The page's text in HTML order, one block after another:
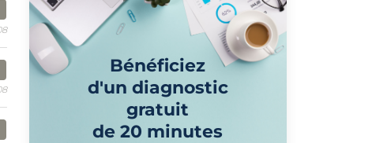
Bénéficiez
d'un diagnostic
gratuit
de 20 minutes